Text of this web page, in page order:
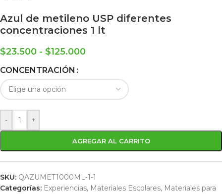
Azul de metileno USP diferentes
concentraciones 1 lt
$23.500 - $125.000
CONCENTRACIÓN
- +
AGREGAR AL CARRITO
SKU: QAZUMET1000ML-1-1
Categorías: Experiencias, Materiales Escolares, Materiales para